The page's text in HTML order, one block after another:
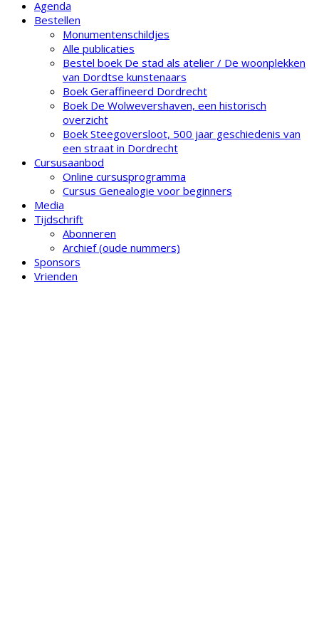
Agenda
Bestellen
Monumentenschildjes
Alle publicaties
Bestel boek De stad als atelier / De woonplekken
van Dordtse kunstenaars
Boek Geraffineerd Dordrecht
Boek De Wolwevershaven, een historisch
overzicht
Boek Steegoversloot, 500 jaar geschiedenis van
een straat in Dordrecht
Cursusaanbod
Online cursusprogramma
Cursus Genealogie voor beginners
Media
Tijdschrift
Abonneren
Archief (oude nummers)
Sponsors
Vrienden